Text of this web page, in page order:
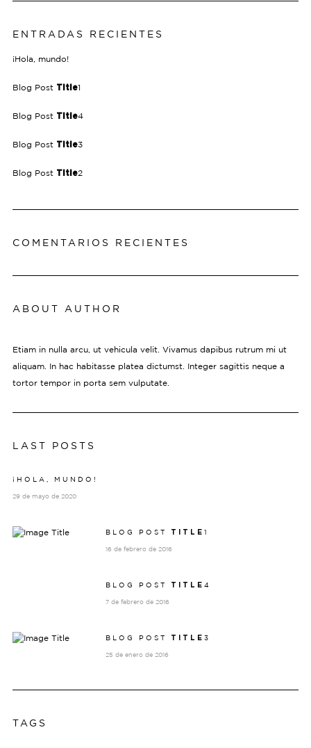
ENTRADAS RECIENTES
¡Hola, mundo!
Blog Post Title1
Blog Post Title4
Blog Post Title3
Blog Post Title2
COMENTARIOS RECIENTES
ABOUT AUTHOR
Etiam in nulla arcu, ut vehicula velit. Vivamus dapibus rutrum mi ut
aliquam. In hac habitasse platea dictumst. Integer sagittis neque a
tortor tempor in porta sem vulputate.
LAST POSTS
¡HOLA, MUNDO!
29 de mayo de 2020
BLOG POST TITLE 1
16 de febrero de 2016
BLOG POST TITLE 4
7 de febrero de 2016
BLOG POST TITLE 3
25 de enero de 2016
TAGS